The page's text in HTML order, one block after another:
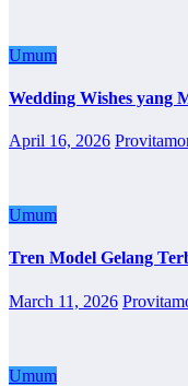
Umum
Wedding Wishes yang
April 16, 2026
Umum
Tren Model Gelang
March 11, 2026
Umum